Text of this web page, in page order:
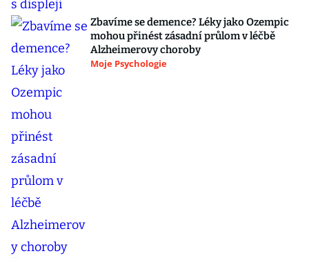
Zbavíme se demence? Léky jako Ozempic
mohou přinést zásadní průlom v léčbě
Alzheimerovy choroby
Moje Psychologie